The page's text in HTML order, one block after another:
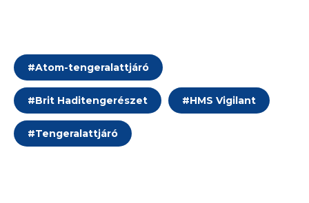
#Atom-tengeralattjáró
#Brit Haditengerészet #HMS Vigilant
#Tengeralattjáró